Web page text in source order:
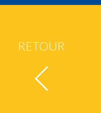
RETOUR